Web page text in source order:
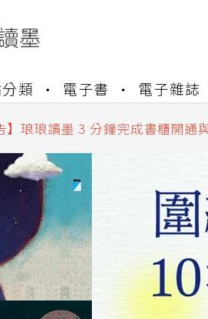
類 電子書 電子雜誌
】琅琅讀墨數位閱讀資產合併與
】琅琅讀墨書櫃開通常見問題
】琅琅書店服務升級重要說明及
】琅琅讀墨數位閱讀資產合併與